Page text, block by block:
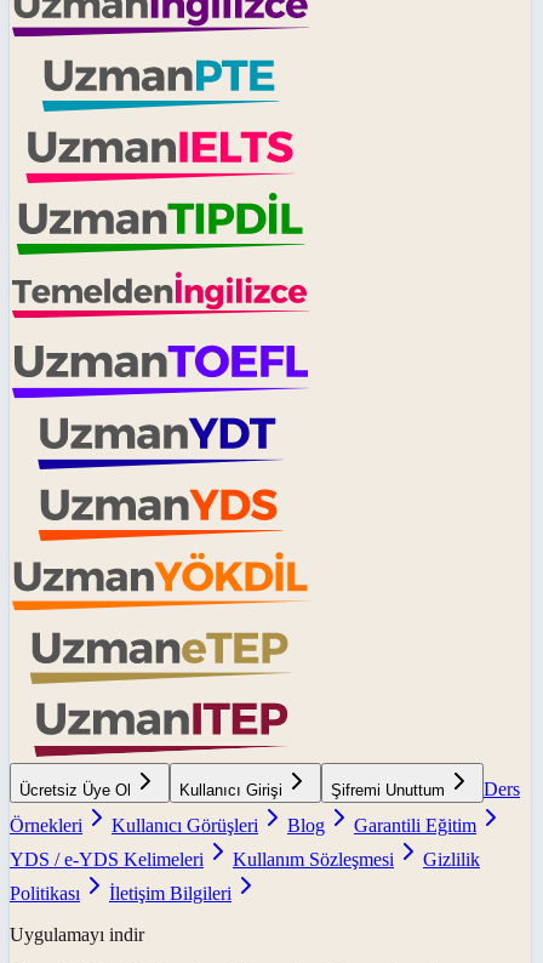
Ücretsiz Üye Ol Kullanıcı Girişi Şifremi Unuttum
Ders
Örnekleri
Kullanıcı Görüşleri Blog
Garantili Eğitim
YDS / e-YDS Kelimeleri
Kullanım Sözleşmesi
Gizlilik
Politikası
İletişim Bilgileri
Uygulamayı indir